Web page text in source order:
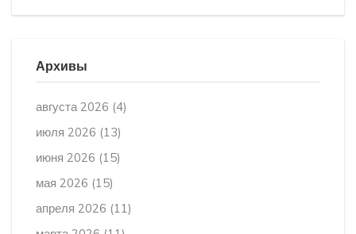
Архивы
августа 2026 (4)
июля 2026 (13)
июня 2026 (15)
мая 2026 (15)
апреля 2026 (11)